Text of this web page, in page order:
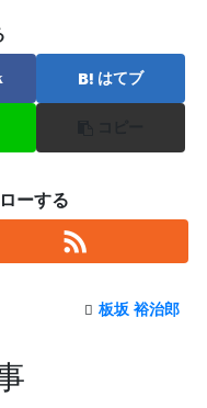
はてブ
ーする
板坂 裕治郎